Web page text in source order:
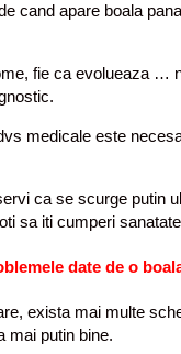
cand apare boala
fie ca evolueaza …
medicale este
ca se scurge putin
sa iti cumperi
date de o
exista mai multe
mai putin bine.